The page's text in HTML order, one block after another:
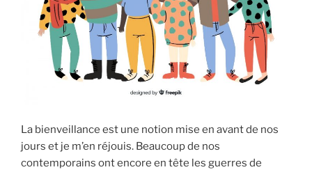
La bienveillance est une notion mise en avant de nos
jours et je m’en réjouis. Beaucoup de nos
contemporains ont encore en tête les guerres de